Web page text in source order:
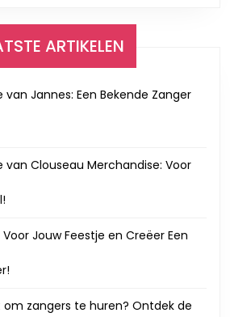
ARTIKELEN
Jannes: Een Bekende Zanger
van Clouseau Merchandise: Voor
Jouw Feestje en Creëer Een
om zangers te huren? Ontdek de